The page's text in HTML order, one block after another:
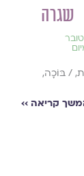
שגרה
/ בּוֹכָה,
קריאה ››